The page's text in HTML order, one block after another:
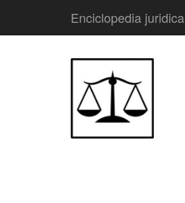
Enciclopedia juridica